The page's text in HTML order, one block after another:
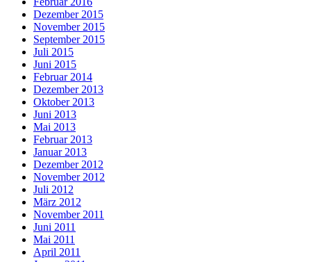
Dezember 2015
November 2015
September 2015
Juli 2015
Juni 2015
Februar 2014
Dezember 2013
Oktober 2013
Juni 2013
Mai 2013
Februar 2013
Januar 2013
Dezember 2012
November 2012
Juli 2012
März 2012
November 2011
Juni 2011
Mai 2011
April 2011